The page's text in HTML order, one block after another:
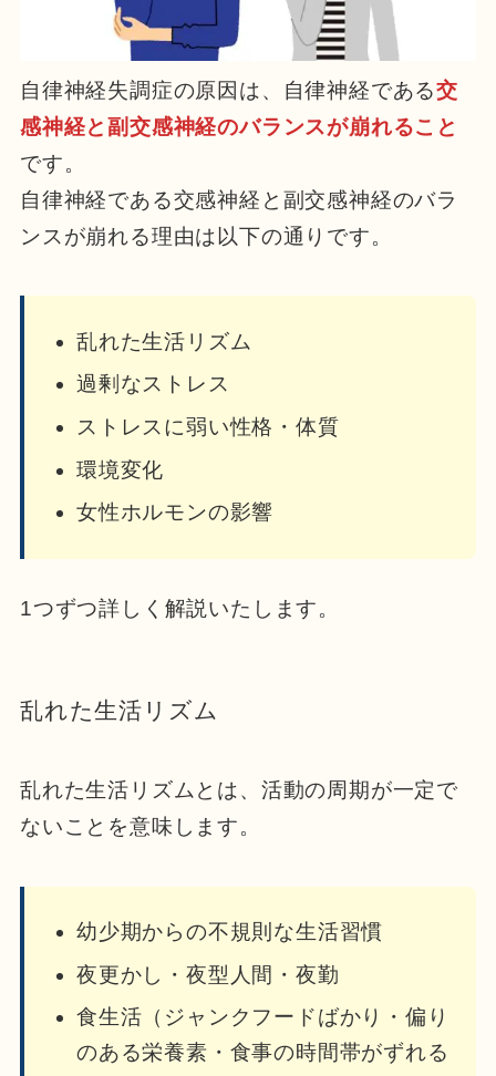
自律神経失調症の原因は、自律神経である交
感神経と副交感神経のバランスが崩れること
です。
自律神経である交感神経と副交感神経のバラ
ンスが崩れる理由は以下の通りです。
乱れた生活リズム
過剰なストレス
ストレスに弱い性格・体質
環境変化
女性ホルモンの影響
1つずつ詳しく解説いたします。
乱れた生活リズム
乱れた生活リズムとは、活動の周期が一定で
ないことを意味します。
幼少期からの不規則な生活習慣
夜更かし・夜型人間・夜勤
食生活（ジャンクフードばかり・偏り
のある栄養素・食事の時間帯がずれる